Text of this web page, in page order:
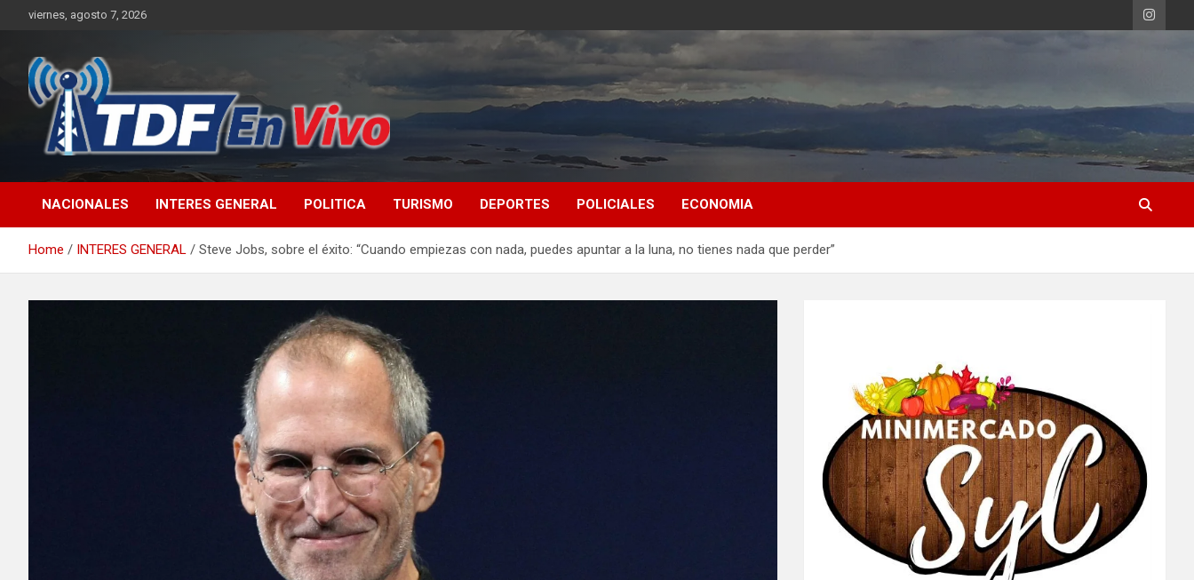
viernes, agosto 7, 2026
NACIONALES INTERES GENERAL POLITICA TURISMO DEPORTES POLICIALES ECONOMIA
Home INTERES GENERAL Steve Jobs, sobre el éxito: “Cuando empiezas con nada, puedes apuntar a la luna, no tienes nada que perder”